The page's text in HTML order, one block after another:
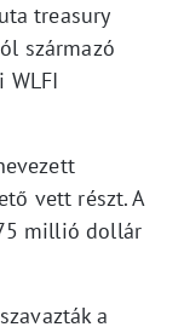
treasury
származó
vett részt. A
millió dollár
a